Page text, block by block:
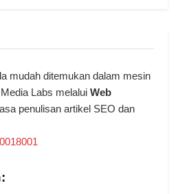
mudah ditemukan dalam mesin
Labs melalui Web
penulisan artikel SEO dan